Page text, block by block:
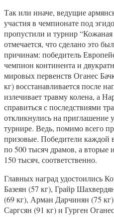
Так или иначе, ведущие
участия в чемпионате под
пропустили и турнир “Кожаная
отмечается, что сделано это
причинам: победитель
чемпион континента и
мировых первенств Оганес
кг) восстанавливается после
излечивает травму колена, а
справиться с последствиями
откликнулись на приглашение
турнире. Ведь, помимо всего
призовые. Победители каждой
по 500 тысяч драмов, а
150 тысяч, соответственно.
Главных наград удостоились
Базеян (57 кг), Грайр
(69 кг), Арман Дарчинян (75
Саргсян (91 кг) и Гурген